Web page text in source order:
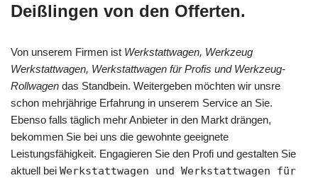
Deißlingen von den Offerten.
Von unserem Firmen ist Werkstattwagen, Werkzeug
Werkstattwagen, Werkstattwagen für Profis und Werkzeug-
Rollwagen das Standbein. Weitergeben möchten wir unsre
schon mehrjährige Erfahrung in unserem Service an Sie.
Ebenso falls täglich mehr Anbieter in den Markt drängen,
bekommen Sie bei uns die gewohnte geeignete
Leistungsfähigkeit. Engagieren Sie den Profi und gestalten Sie
aktuell bei Werkstattwagen und Werkstattwagen für